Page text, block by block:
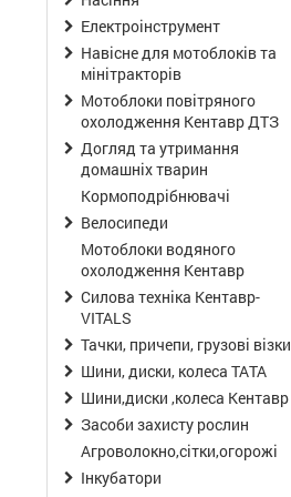
Електроінструмент
Навісне для мотоблоків та
мінітракторів
Мотоблоки повітряного
охолодження Кентавр ДТЗ
Догляд та утримання
домашніх тварин
Кормоподрібнювачі
Велосипеди
Мотоблоки водяного
охолодження Кентавр
Силова техніка Кентавр-
VITALS
Тачки, причепи, грузові візки
Шини, диски, колеса ТАТА
Шини,диски ,колеса Кентавр
Засоби захисту рослин
Агроволокно,сітки,огорожі
Інкубатори